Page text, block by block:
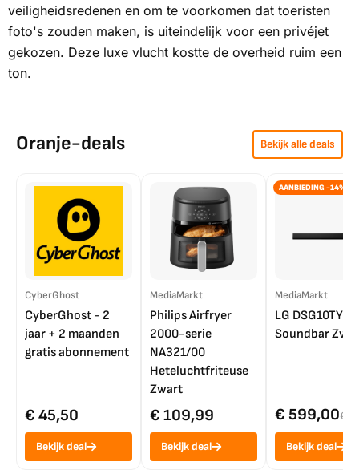
veiligheidsredenen en om te voorkomen dat toeristen
foto's zouden maken, is uiteindelijk voor een privéjet
gekozen. Deze luxe vlucht kostte de overheid ruim een
ton.
Oranje-deals Bekijk alle deals
CyberGhost
CyberGhost - 2
jaar + 2 maanden
gratis abonnement
€ 45,50
Bekijk deal
MediaMarkt
Philips Airfryer
2000-serie
NA321/00
Heteluchtfriteuse
Zwart
€ 109,99
Bekijk deal
AANBIEDING -14%
MediaMarkt
LG DSG10TY
Soundbar
€ 599,00€
Bekijk deal